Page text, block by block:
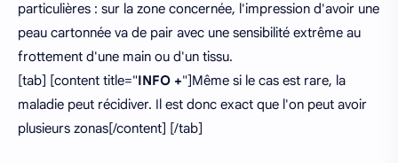
particulières : sur la zone concernée, l'impression d'avoir une
peau cartonnée va de pair avec une sensibilité extrême au
frottement d'une main ou d'un tissu.
[tab] [content title="INFO +"]Même si le cas est rare, la
maladie peut récidiver. Il est donc exact que l'on peut avoir
plusieurs zonas[/content] [/tab]